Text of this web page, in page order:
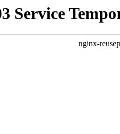
Service
nginx-